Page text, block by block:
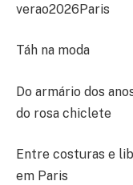
verao2026Paris
Táh na moda
Do armário dos
do rosa chiclete
Entre costuras e
em Paris